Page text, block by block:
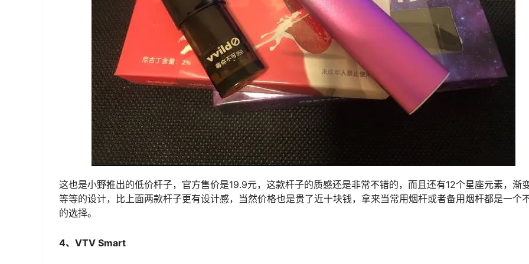
这也是小野推出的低价杆子，官方售价是19.9元，这款杆子的质感还是非常不错的，而且还有12个星座元素，渐
等等的设计，比上面两款杆子更有设计感，当然价格也是贵了近十块钱，拿来当常用烟杆或者备用烟杆都是一个
的选择。
4、VTV Smart